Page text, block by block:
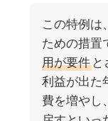
この特例は
ための措置
用が要件と
利益が出た
費を増やし